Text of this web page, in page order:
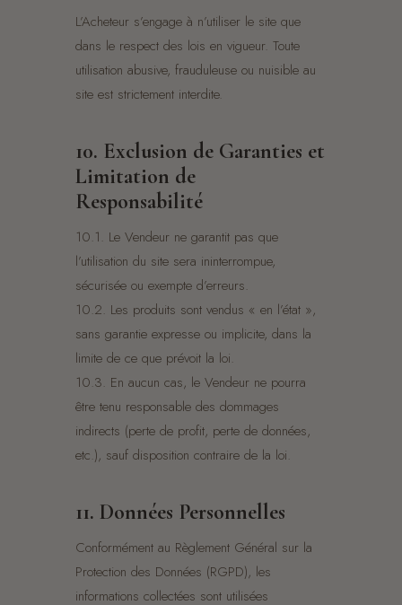
L’Acheteur s’engage à n’utiliser le site que
dans le respect des lois en vigueur. Toute
utilisation abusive, frauduleuse ou nuisible au
site est strictement interdite.
10. Exclusion de Garanties et
Limitation de
Responsabilité
10.1. Le Vendeur ne garantit pas que
l’utilisation du site sera ininterrompue,
sécurisée ou exempte d’erreurs.
10.2. Les produits sont vendus « en l’état »,
sans garantie expresse ou implicite, dans la
limite de ce que prévoit la loi.
10.3. En aucun cas, le Vendeur ne pourra
être tenu responsable des dommages
indirects (perte de profit, perte de données,
etc.), sauf disposition contraire de la loi.
11. Données Personnelles
Conformément au Règlement Général sur la
Protection des Données (RGPD), les
informations collectées sont utilisées